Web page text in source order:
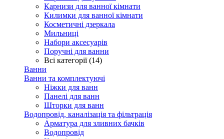
Карнизи для ванної кімнати
Килимки для ванної кімнати
Косметичні дзеркала
Мильниці
Набори аксесуарів
Поручні для ванни
Всі категорії (14)
Ванни
Ванни та комплектуючі
Ніжки для ванн
Панелі для ванн
Шторки для ванн
Водопровід, каналізація та фільтрація
Арматура для зливних бачків
Водопровід